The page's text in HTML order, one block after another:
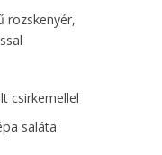
rozskenyér,
csirkemellel
saláta